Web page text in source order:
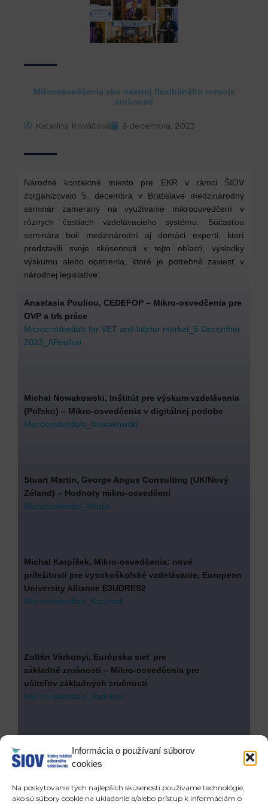
Informácia o používaní súborov
cookies
Na poskytovanie tých najlepších skúseností používame technológie,
ako sú súbory cookie na ukladanie a/alebo prístup k informáciám o
Mikroosvedčenia ako nástroj flexibilného rozvoja
zručností
Katarína Kováčová 6 decembra, 2023
Národné kontaktné miesto pre EKR v rámci ŠIOV
zorganizovalo 5. decembra v Bratislave medzinárodný
seminár zameraný na využívanie mikroosvedčení v
rôznych častiach vzdelávacieho systému. Súčasťou
seminára boli medzinárodní aj domáci experti, ktorí
predstavili svoje skúsenosti v tejto oblasti, výsledky
výskumu alebo opatrenia, ktoré je potrebné zaviesť v
národnej legislatíve:
Anastasia Pouliou, CEDEFOP – Mikro-osvedčenia pre
OVP a trh práce
Microcredentials for VET and labour market_5 December
2023_APouliou
Michal Nowakowski, Inštitút pre výskum vzdelávania
(Poľsko) – Mikro-osvedčenia v digitálnej podobe
Microcredentials_Nowakowski
Stuart Martin, George Angus Consulting (UK/Nový
Zéland) – Hodnoty mikro-osvedčení
Microcredential_Martin
Michal Karpíšek, Mikro-osvedčenia: nové
príležitosti pre vysokoškolské vzdelávanie, European
University Alliance E3UDRES2
Microcredentials_Karpisek
Zoltán Várkonyi, Európska sieť pre
základné zručnosti – Mikro-osvedčenia pre
učiteľov základných zručností
Microcredentials_Varkonyi
Juraj Vantuch, ŠIOV – Mikro-osvedčenia: čo sa
môžeme naučiť zo zahraničných skúseností